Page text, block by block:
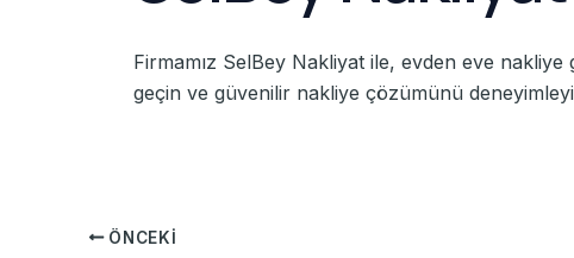
Firmamız SelBey Nakliyat ile, evden eve
geçin ve güvenilir nakliye çözümünü
ÖNCEKI